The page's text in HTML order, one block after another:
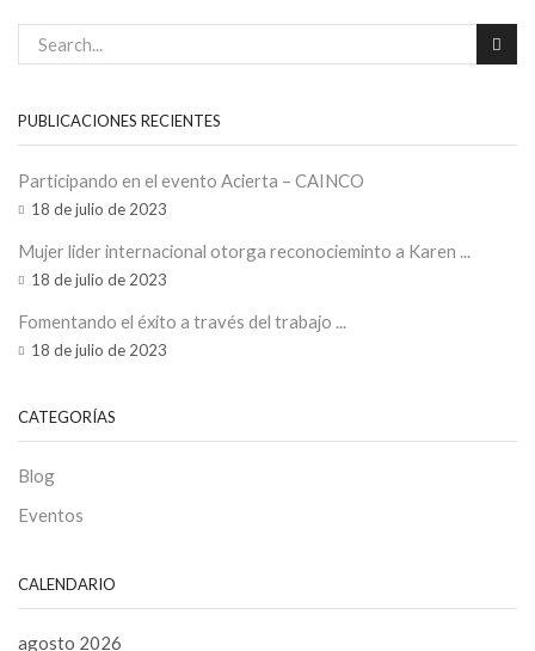
PUBLICACIONES RECIENTES
Participando en el evento Acierta – CAINCO
18 de julio de 2023
Mujer lider internacional otorga reconocieminto a Karen ...
18 de julio de 2023
Fomentando el éxito a través del trabajo ...
18 de julio de 2023
CATEGORÍAS
Blog
Eventos
CALENDARIO
agosto 2026